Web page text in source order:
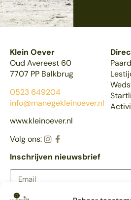
Klein Oever
Oud Avereest 60
7707 PP Balkbrug
0523 649204
info@manegekleinoever.nl
www.kleinoever.nl
Volg ons:
Inschrijven nieuwsbrief